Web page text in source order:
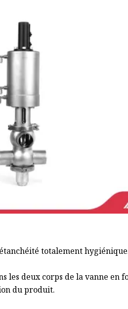
totalement
les deux corps de la vanne
du produit.